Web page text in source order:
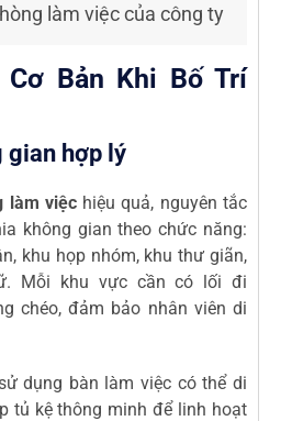
làm việc của công ty
Cơ Bản Khi Bố Trí
gian hợp lý
làm việchiệu quả, nguyên tắc
không gian theo chức năng:
khu họp nhóm, khu thư giãn,
Mỗi khu vực cần có lối đi
chéo, đảm bảo nhân viên di
dụng bàn làm việc có thể di
tủ kệ thông minh để linh hoạt